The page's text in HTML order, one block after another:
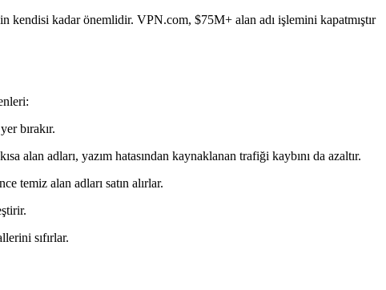
kendisi kadar önemlidir. VPN.com, $75M+ alan adı işlemini kapatmıştır
bırakır.
alan adları, yazım hatasından kaynaklanan trafiği kaybını da azaltır.
temiz alan adları satın alırlar.
sıfırlar.